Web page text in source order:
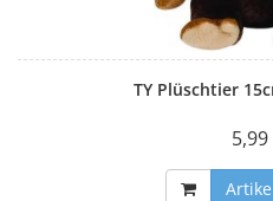
TY Plüschtier